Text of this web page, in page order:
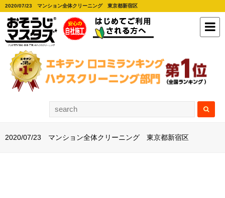
2020/07/23 マンション全体クリーニング 東京都新宿区
2020/07/23 マンション全体クリーニング 東京都新宿区